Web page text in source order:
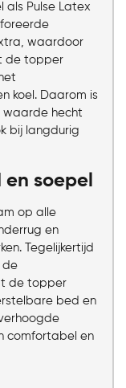
als Pulse Latex
waardoor
de topper
koel. Daarom is
waarde hecht
bij langdurig
soepel
op alle
en
Tegelijkertijd
de
de topper
bed en
comfortabel en